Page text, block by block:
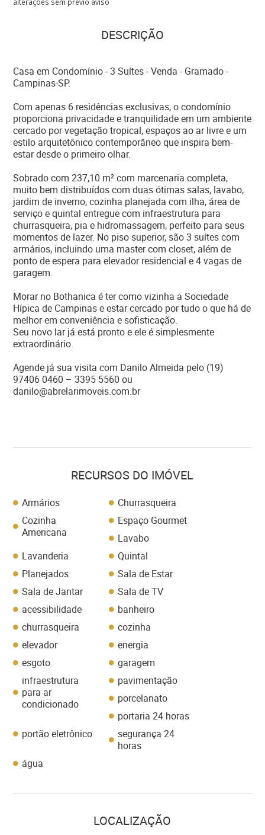
DESCRIÇÃO
Casa em Condomínio - 3 Suítes - Venda - Gramado -
Campinas-SP.
Com apenas 6 residências exclusivas, o condomínio
proporciona privacidade e tranquilidade em um ambiente
cercado por vegetação tropical, espaços ao ar livre e um
estilo arquitetônico contemporâneo que inspira bem-
estar desde o primeiro olhar.
Sobrado com 237,10 m² com marcenaria completa,
muito bem distribuídos com duas ótimas salas, lavabo,
jardim de inverno, cozinha planejada com ilha, área de
serviço e quintal entregue com infraestrutura para
churrasqueira, pia e hidromassagem, perfeito para seus
momentos de lazer. No piso superior, são 3 suítes com
armários, incluindo uma master com closet, além de
ponto de espera para elevador residencial e 4 vagas de
garagem.
Morar no Bothanica é ter como vizinha a Sociedade
Hípica de Campinas e estar cercado por tudo o que há de
melhor em conveniência e sofisticação.
Seu novo lar já está pronto e ele é simplesmente
extraordinário.
Agende já sua visita com Danilo Almeida pelo (19)
97406 0460 – 3395 5560 ou
danilo@abrelarimoveis.com.br
RECURSOS DO IMÓVEL
Armários
Churrasqueira
Cozinha
Americana
Espaço Gourmet
Lavabo
Lavanderia
Quintal
Planejados
Sala de Estar
Sala de Jantar
Sala de TV
acessibilidade
banheiro
churrasqueira
cozinha
elevador
energia
esgoto
garagem
infraestrutura
para ar
condicionado
pavimentação
porcelanato
portaria 24 horas
portão eletrônico
segurança 24
horas
água
LOCALIZAÇÃO